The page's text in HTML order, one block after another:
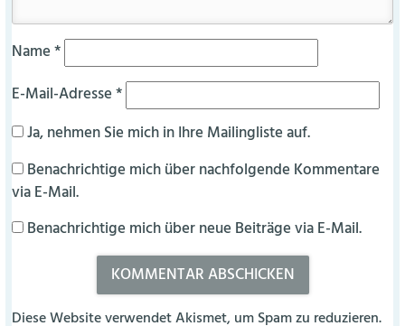
Name*
E-Mail-Adresse*
Ja, nehmen Sie mich in Ihre Mailingliste auf.
Benachrichtige mich über nachfolgende Kommentare
via E-Mail.
Benachrichtige mich über neue Beiträge via E-Mail.
Diese Website verwendet Akismet, um Spam zu reduzieren.